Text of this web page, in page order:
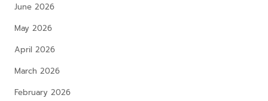
June 2026
May 2026
April 2026
March 2026
February 2026